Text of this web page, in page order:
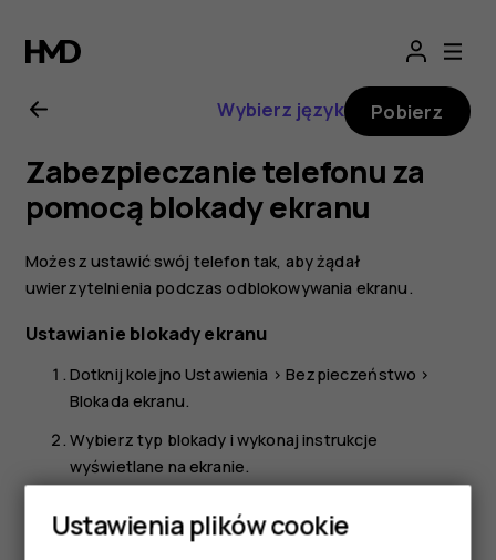
Nokia
X30
5G
—
instrukcja
obsługi
Wybierz język Pobierz
Zabezpieczanie telefonu za
pomocą blokady ekranu
Możesz ustawić swój telefon tak, aby żądał
uwierzytelnienia podczas odblokowywania ekranu.
Ustawianie blokady ekranu
Dotknij kolejnoUstawienia >Bezpieczeństwo >
Blokada ekranu.
Wybierz typ blokady i wykonaj instrukcje
wyświetlane na ekranie.
Ustawienia plików cookie